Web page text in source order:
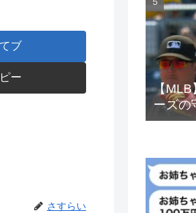
ブ
ー
さすらい
ベトナ
【MLB
ーズの